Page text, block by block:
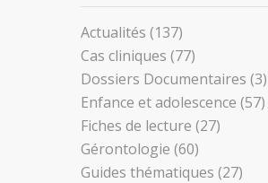
Actualités (137)
Cas cliniques (77)
Dossiers Documentaires (3)
Enfance et adolescence (57)
Fiches de lecture (27)
Gérontologie (60)
Guides thématiques (27)